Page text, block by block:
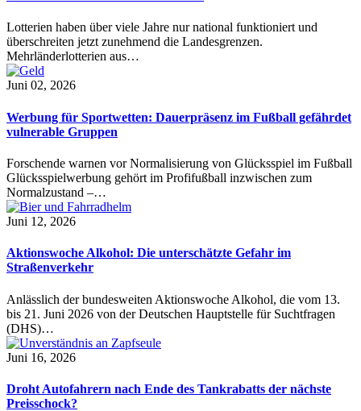
Lotterien haben über viele Jahre nur national funktioniert und
überschreiten jetzt zunehmend die Landesgrenzen.
Mehrländerlotterien aus…
Juni 02, 2026
Werbung für Sportwetten: Dauerpräsenz im Fußball gefährdet
vulnerable Gruppen
Forschende warnen vor Normalisierung von Glücksspiel im Fußball
Glücksspielwerbung gehört im Profifußball inzwischen zum
Normalzustand –…
Juni 12, 2026
Aktionswoche Alkohol: Die unterschätzte Gefahr im
Straßenverkehr
Anlässlich der bundesweiten Aktionswoche Alkohol, die vom 13.
bis 21. Juni 2026 von der Deutschen Hauptstelle für Suchtfragen
(DHS)…
Juni 16, 2026
Droht Autofahrern nach Ende des Tankrabatts der nächste
Preisschock?